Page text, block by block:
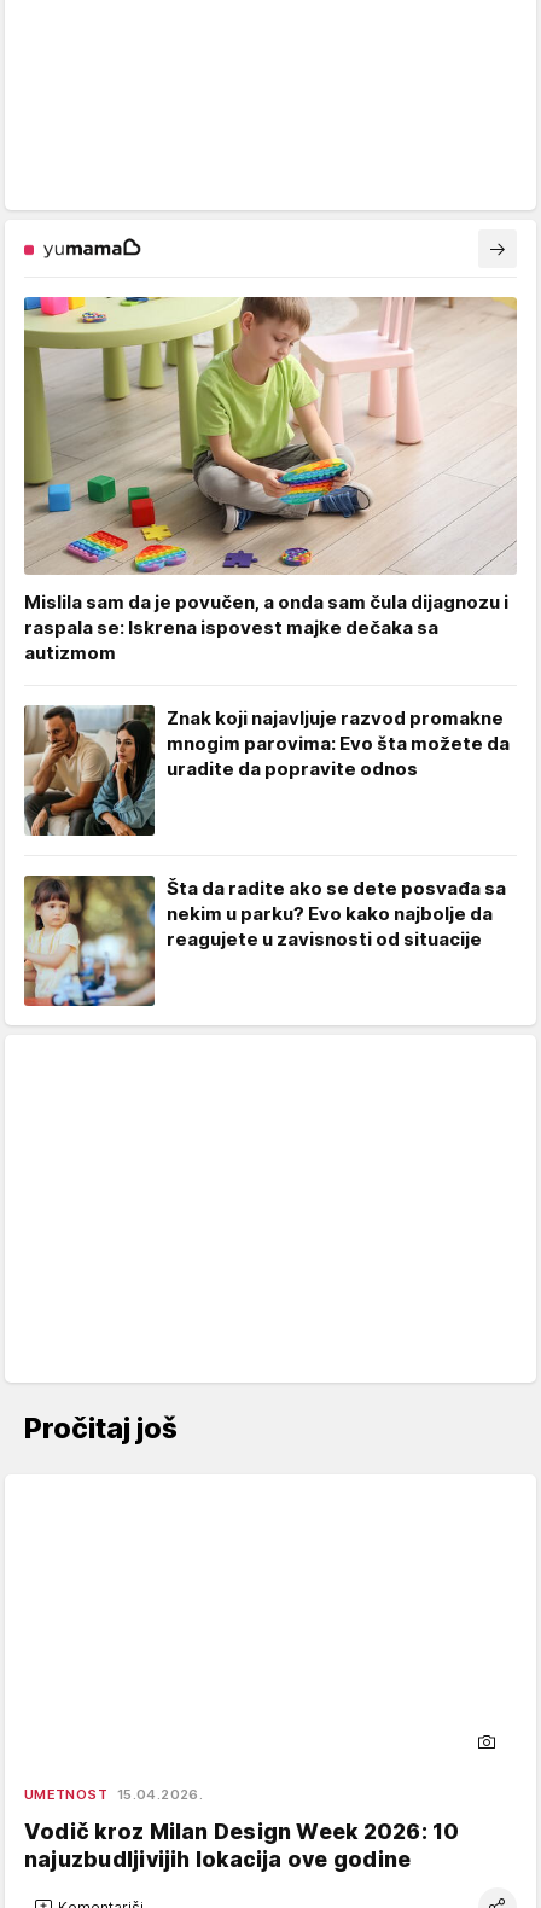
Mislila sam da je povučen, a onda sam čula dijagnozu i
raspala se: Iskrena ispovest majke dečaka sa
autizmom
Znak koji najavljuje razvod promakne
mnogim parovima: Evo šta možete da
uradite da popravite odnos
Šta da radite ako se dete posvađa sa
nekim u parku? Evo kako najbolje da
reagujete u zavisnosti od situacije
Pročitaj još
UMETNOST 15.04.2026.
Vodič kroz Milan Design Week 2026: 10
najuzbudljivijih lokacija ove godine